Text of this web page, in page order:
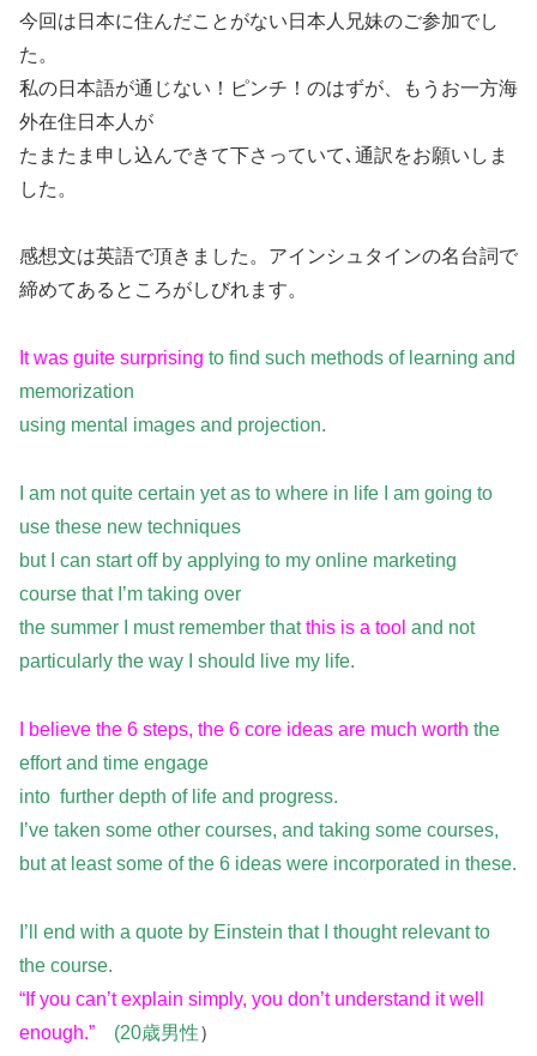
今回は日本に住んだことがない日本人兄妹のご参加でし
た。
私の日本語が通じない！ピンチ！のはずが、もうお一方海
外在住日本人が
たまたま申し込んできて下さっていて､通訳をお願いしま
した。
感想文は英語で頂きました。アインシュタインの名台詞で
締めてあるところがしびれます。
It was guite surprising to find such methods of learning and
memorization
using mental images and projection.
I am not quite certain yet as to where in life I am going to
use these new techniques
but I can start off by applying to my online marketing
course that I’m taking over
the summer I must remember thatthis is a tool and not
particularly the way I should live my life.
I believe the 6 steps, the 6 core ideas are much worth the
effort and time engage
into further depth of life and progress.
I’ve taken some other courses, and taking some courses,
but at least some of the 6 ideas were incorporated in these.
I’ll end with a quote by Einstein that I thought relevant to
the course.
“If you can’t explain simply, you don’t understand it well
enough.” (20歳男性）